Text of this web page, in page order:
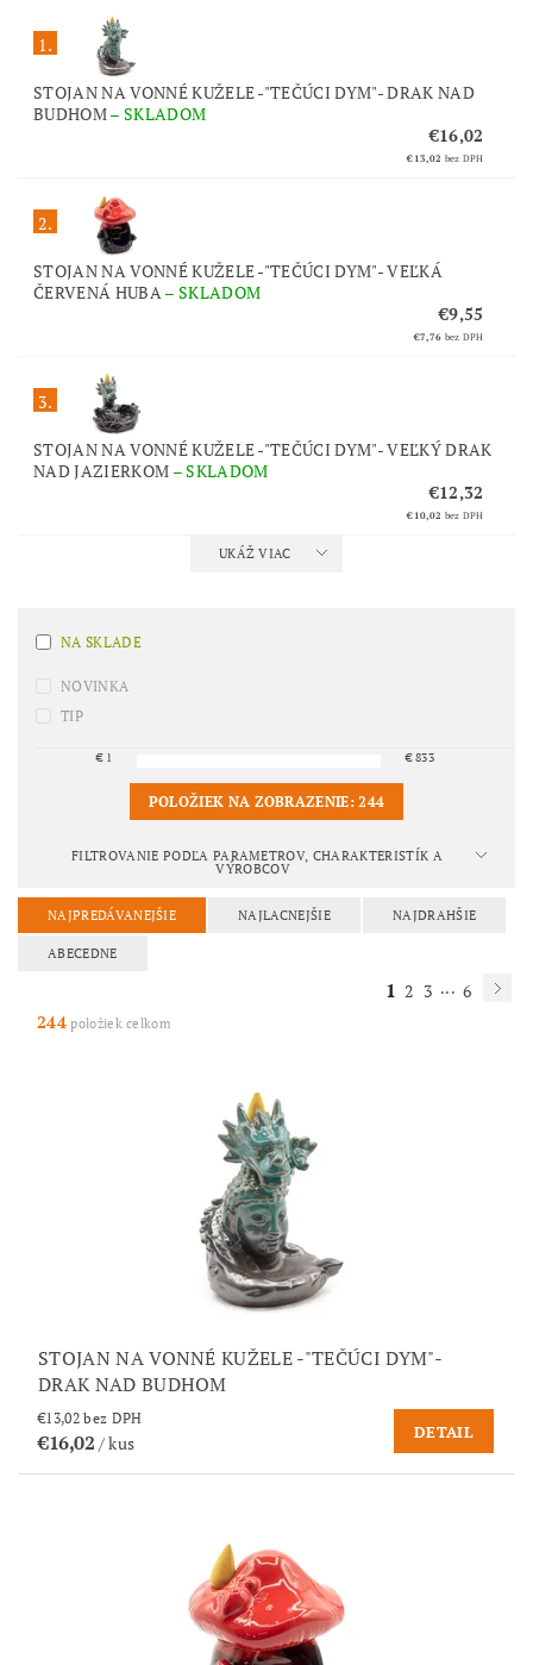
1.
STOJAN NA VONNÉ KUŽELE -"TEČÚCI DYM"- DRAK NAD
BUDHOM–SKLADOM
€16,02
€13,02 bez DPH
2.
STOJAN NA VONNÉ KUŽELE -"TEČÚCI DYM"- VEĽKÁ
ČERVENÁ HUBA– SKLADOM
€9,55
€7,76 bez DPH
3.
STOJAN NA VONNÉ KUŽELE -"TEČÚCI DYM"- VEĽKÝ DRAK
NAD JAZIERKOM –SKLADOM
€12,32
€10,02 bez DPH
UKÁŽ VIAC
NA SKLADE
NOVINKA
TIP
€ 1 €833
POLOŽIEK NA ZOBRAZENIE:244
FILTROVANIE PODĽA PARAMETROV, CHARAKTERISTÍK A
VÝROBCOV
NAJPREDÁVANEJŠIE NAJLACNEJŠIE NAJDRAHŠIE
ABECEDNE
1 2 3 ... 6
244položiek celkom
STOJAN NA VONNÉ KUŽELE -"TEČÚCI DYM"-
DRAK NAD BUDHOM
€13,02 bez DPH
€16,02 / kus
DETAIL